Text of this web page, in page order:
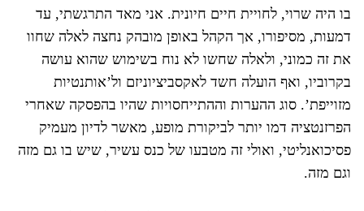
בו היה שרוי, לחויית חיים חיונית. אני מאד התרגשתי, עד
דמעות, מסיפורו, אך הקהל באופן מובהק נחצה לאלה שחוו
את זה כמוני, ולאלה שחשו לא נוח בשימוש שהוא עושה
בקרוביו, ואף הועלה חשד לאקסביציוניזם ול’אותנטיות
מזוייפת’. סוג ההערות וההתייחסויות שהיו בהפסקה שאחרי
הפרזנטציה דמו יותר לביקורת מופע, מאשר לדיון מעמיק
פסיכואנליטי, ואולי זה מטבעו של כנס עשיר, שיש בו גם מזה
וגם מזה.